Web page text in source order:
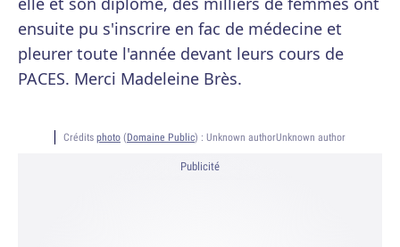
ensuite pu s'inscrire en fac de médecine et
pleurer toute l'année devant leurs cours de
PACES. Merci Madeleine Brès.
Crédits photo (Domaine Public) : Unknown authorUnknown author
Publicité